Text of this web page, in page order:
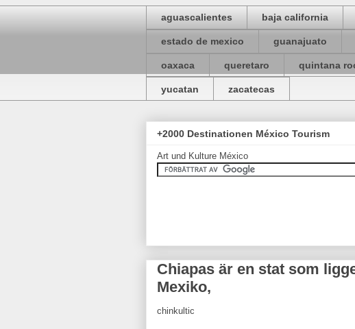
aguascalientes baja california
estado de mexico guanajuato
oaxaca queretaro quintana
yucatan zacatecas
+2000 Destinationen México Tourism
Art und Kulture México
Chiapas är en stat som
Mexiko,
chinkultic